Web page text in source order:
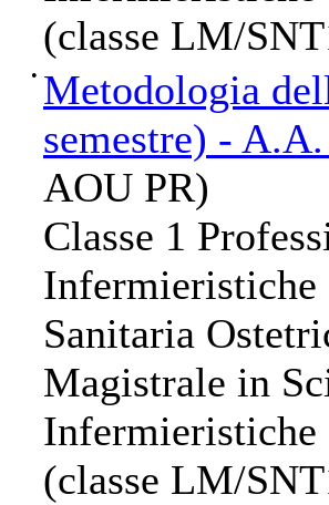
(classe LM/
• Metodologia
semestre) -
AOU PR)
Classe 1
Infermieristiche
Sanitaria
Magistrale in
Infermieristiche
(classe LM/